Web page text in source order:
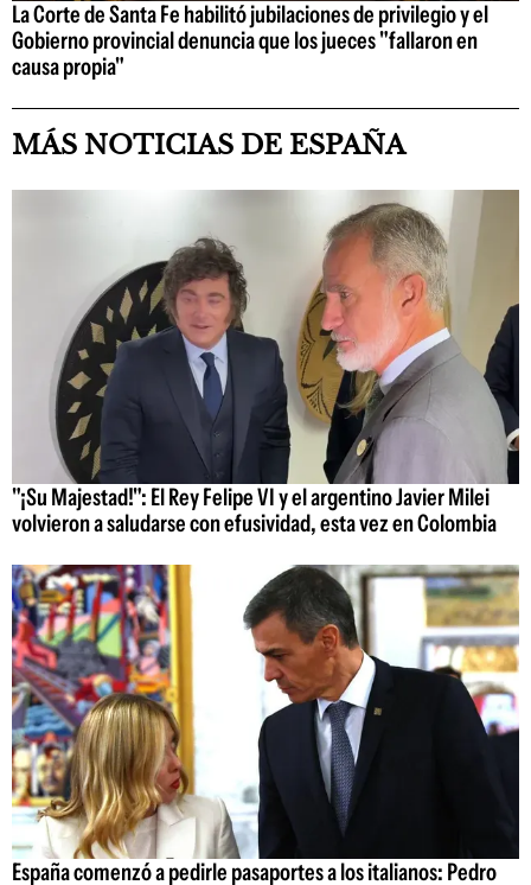
La Corte de Santa Fe habilitó jubilaciones de privilegio y el
Gobierno provincial denuncia que los jueces "fallaron en
causa propia"
MÁS NOTICIAS DE ESPAÑA
"¡Su Majestad!": El Rey Felipe VI y el argentino Javier Milei
volvieron a saludarse con efusividad, esta vez en Colombia
España comenzó a pedirle pasaportes a los italianos: Pedro